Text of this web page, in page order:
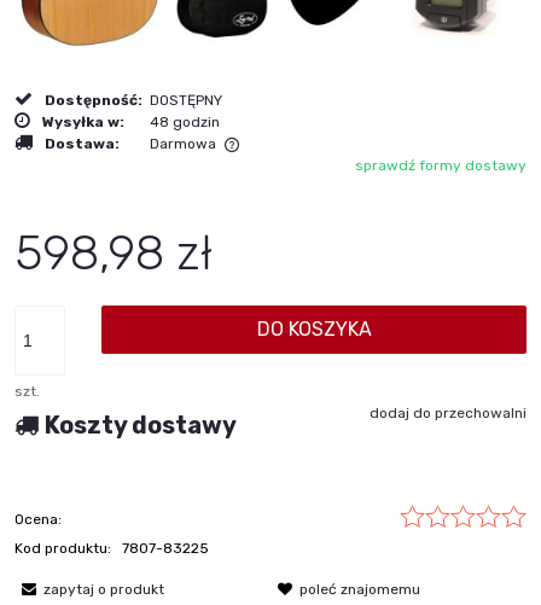
Dostępność: DOSTĘPNY
Wysyłka w:
48 godzin
Dostawa:
Darmowa
Cena nie zawiera ewentualnych kosztów płatnościsprawdź formy dostawy
598,98 zł
szt.
DO KOSZYKA
dodaj do przechowalni
Koszty dostawy
Ocena:
Kod produktu:
7807-83225
zapytaj o produkt poleć znajomemu